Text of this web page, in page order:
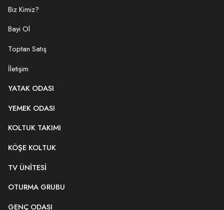
Biz Kimiz?
Bayi Ol
Toptan Satış
İletişim
YATAK ODASI
YEMEK ODASI
KOLTUK TAKIMI
KÖŞE KOLTUK
TV ÜNITESI
OTURMA GRUBU
GENÇ ODASI